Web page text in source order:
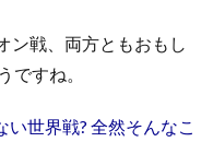
ン戦、両方ともおもし
ですね。
い世界戦? 全然そんなこ